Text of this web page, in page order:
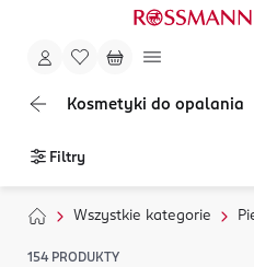
Kosmetyki do opalania
Filtry
Wszystkie kategorie
154 PRODUKTY